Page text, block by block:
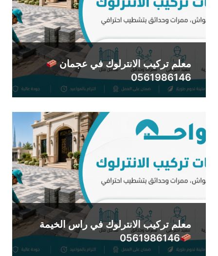
معلم تركيب الانترلوك في عجمان
0561986146
معلم تركيب الانترلوك في راس الخيمة
0561986146